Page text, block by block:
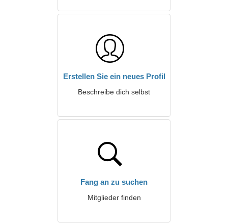
Erstellen Sie ein neues Profil
Beschreibe dich selbst
Fang an zu suchen
Mitglieder finden